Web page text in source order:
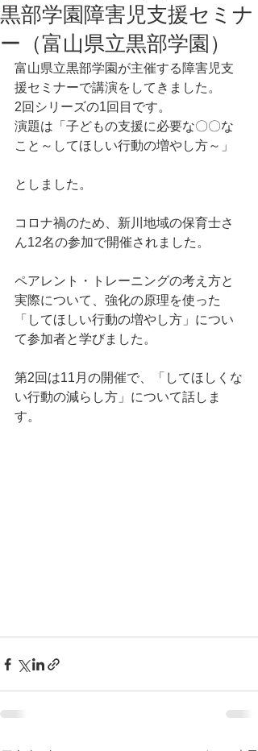
黒部学園障害児支援セミナ
ー（富山県立黒部学園）
富山県立黒部学園が主催する障害児支
援セミナーで講演をしてきました。
2回シリーズの1回目です。
演題は「子どもの支援に必要な〇〇な
こと～してほしい行動の増やし方～」
としました。
コロナ禍のため、新川地域の保育士さ
ん12名の参加で開催されました。
ペアレント・トレーニングの考え方と
実際について、強化の原理を使った
「してほしい行動の増やし方」につい
て参加者と学びました。
第2回は11月の開催で、「してほしくな
い行動の減らし方」について話しま
す。